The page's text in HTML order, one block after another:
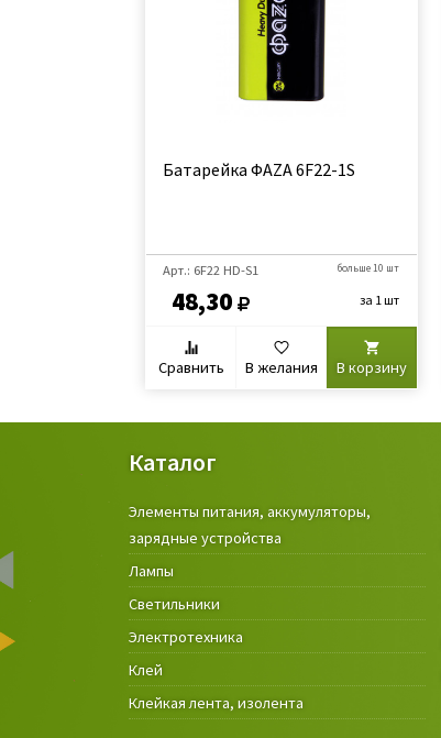
Батарейка ФАZА 6F22-1S
Арт.: 6F22 HD-S1
48,30
больше 10 шт
за 1 шт
Сравнить В желания В корзину
Каталог
Элементы питания, аккумуляторы,
зарядные устройства
Лампы
Светильники
Электротехника
Клей
Клейкая лента, изолента